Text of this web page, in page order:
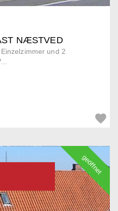
NÆSTVED
und 2
geöffnet